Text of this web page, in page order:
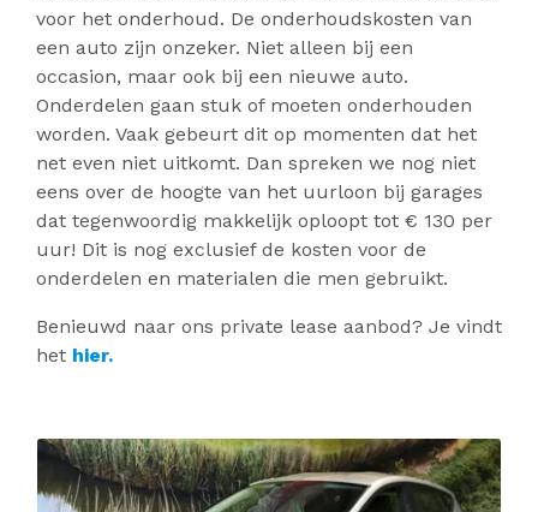
voor het onderhoud. De onderhoudskosten van
een auto zijn onzeker. Niet alleen bij een
occasion, maar ook bij een nieuwe auto.
Onderdelen gaan stuk of moeten onderhouden
worden. Vaak gebeurt dit op momenten dat het
net even niet uitkomt. Dan spreken we nog niet
eens over de hoogte van het uurloon bij garages
dat tegenwoordig makkelijk oploopt tot € 130 per
uur! Dit is nog exclusief de kosten voor de
onderdelen en materialen die men gebruikt.
Benieuwd naar ons private lease aanbod? Je vindt
het hier.